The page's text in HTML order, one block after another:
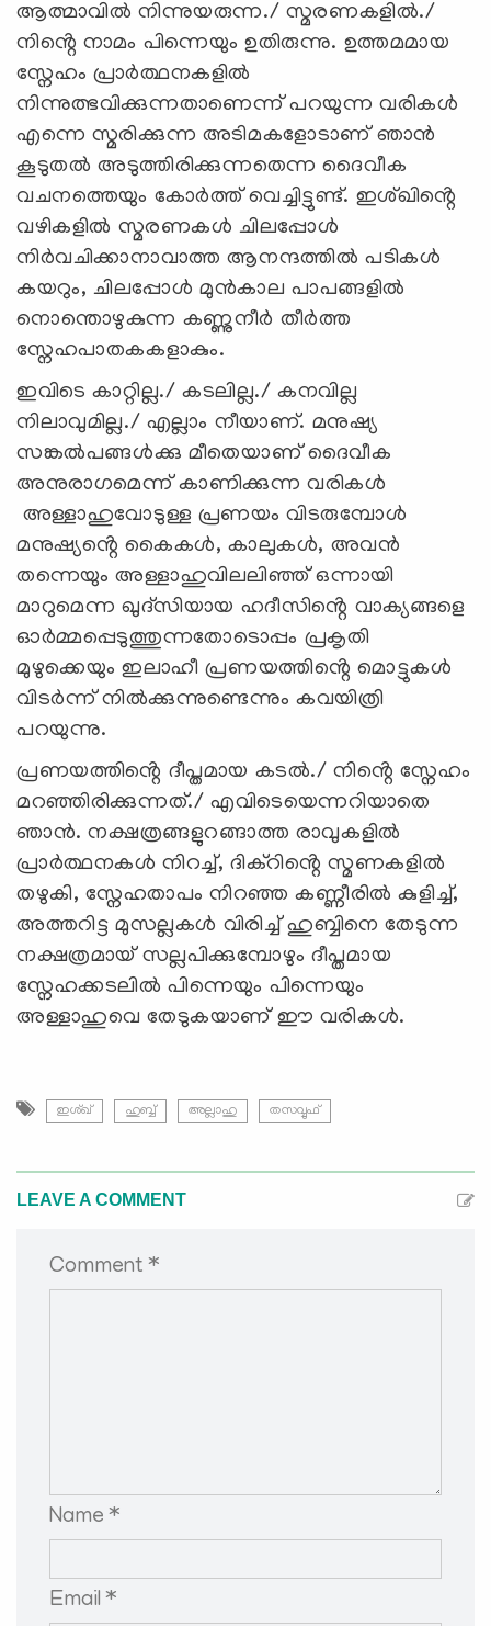
ആത്മാവിൽ നിന്നുയരുന്ന./ സ്മരണകളിൽ./
നിൻ്റെ നാമം പിന്നെയും ഉതിരുന്നു. ഉത്തമമായ
സ്നേഹം പ്രാർത്ഥനകളിൽ
നിന്നുത്ഭവിക്കുന്നതാണെന്ന് പറയുന്ന വരികൾ
എന്നെ സ്മരിക്കുന്ന അടിമകളോടാണ് ഞാൻ
കൂടുതൽ അടുത്തിരിക്കുന്നതെന്ന ദൈവീക
വചനത്തെയും കോർത്ത് വെച്ചിട്ടുണ്ട്. ഇശ്ഖിൻ്റെ
വഴികളിൽ സ്മരണകൾ ചിലപ്പോൾ
നിർവചിക്കാനാവാത്ത ആനന്ദത്തിൽ പടികൾ
കയറും, ചിലപ്പോൾ മുൻകാല പാപങ്ങളിൽ
നൊന്തൊഴുകുന്ന കണ്ണുനീർ തീർത്ത
സ്നേഹപാതകകളാകും.
ഇവിടെ കാറ്റില്ല./ കടലില്ല./ കനവില്ല
നിലാവുമില്ല./ എല്ലാം നീയാണ്. മനുഷ്യ
സങ്കൽപങ്ങൾക്കു മീതെയാണ് ദൈവീക
അനുരാഗമെന്ന് കാണിക്കുന്ന വരികൾ
അള്ളാഹുവോടുള്ള പ്രണയം വിടരുമ്പോൾ
മനുഷ്യൻ്റെ കൈകൾ, കാലുകൾ, അവൻ
തന്നെയും അള്ളാഹുവിലലിഞ്ഞ് ഒന്നായി
മാറുമെന്ന ഖുദ്സിയായ ഹദീസിൻ്റെ വാക്യങ്ങളെ
ഓർമ്മപ്പെടുത്തുന്നതോടൊപ്പം പ്രകൃതി
മുഴുക്കെയും ഇലാഹീ പ്രണയത്തിൻ്റെ മൊട്ടുകൾ
വിടർന്ന് നിൽക്കുന്നുണ്ടെന്നും കവയിത്രി
പറയുന്നു.
പ്രണയത്തിൻ്റെ ദീപ്തമായ കടൽ./ നിൻ്റെ സ്നേഹം
മറഞ്ഞിരിക്കുന്നത്./ എവിടെയെന്നറിയാതെ
ഞാൻ. നക്ഷത്രങ്ങളുറങ്ങാത്ത രാവുകളിൽ
പ്രാർത്ഥനകൾ നിറച്ച്, ദിക്റിൻ്റെ സ്മണകളിൽ
തഴുകി, സ്നേഹതാപം നിറഞ്ഞ കണ്ണീരിൽ കുളിച്ച്,
അത്തറിട്ട മുസല്ലകൾ വിരിച്ച് ഹുബ്ബിനെ തേടുന്ന
നക്ഷത്രമായ് സല്ലപിക്കുമ്പോഴും ദീപ്തമായ
സ്നേഹക്കടലിൽ പിന്നെയും പിന്നെയും
അള്ളാഹുവെ തേടുകയാണ് ഈ വരികൾ.
ഇശ്ഖ് ഹുബ്ബ് അല്ലാഹു തസവ്വുഫ്
LEAVE A COMMENT
Comment *
Name *
Email *